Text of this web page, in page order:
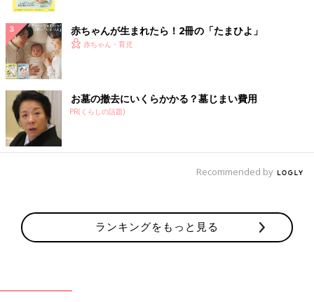
赤ちゃんが生まれたら！2冊の「たまひよ」
赤ちゃん・育児
お墓の撤去にいくらかかる？墓じまい費用
PR(くらしの話題)
Recommended by
ランキングをもっと見る